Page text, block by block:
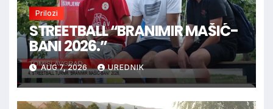
Prilozi
STREETBALL “BRANIMIR MAŠIĆ-
BANI 2026.”
AUG 7, 2026 UREDNIK